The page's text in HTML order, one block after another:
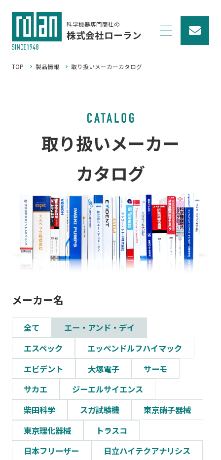
科学機器専門商社の
株式会社ローラン
TOP 製品情報 取り扱いメーカーカタログ
取り扱いメーカー
カタログ
メーカー名
全て
エー・アンド・デイ
エスペック
エッペンドルフハイマック
エビデント
大塚電子
サーモ
サカエ
ジーエルサイエンス
柴田科学
スガ試験機
東京硝子器械
東京理化器械
トラスコ
日本フリーザー
日立ハイテクアナリシス